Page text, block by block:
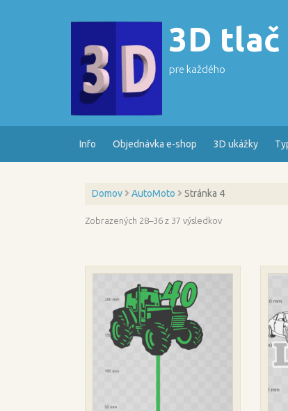
3D tlač
pre každého
Info Objednávka e-shop 3D ukážky
Domov AutoMoto Stránka 4
Zobrazených 28–36 z 37 výsledkovZoradené